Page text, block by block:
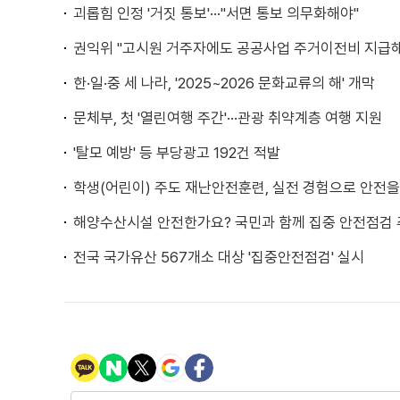
괴롭힘 인정 '거짓 통보'···"서면 통보 의무화해야"
권익위 "고시원 거주자에도 공공사업 주거이전비 지급
한·일·중 세 나라, '2025~2026 문화교류의 해' 개막
문체부, 첫 '열린여행 주간'···관광 취약계층 여행 지원
'탈모 예방' 등 부당광고 192건 적발
학생(어린이) 주도 재난안전훈련, 실전 경험으로 안전
해양수산시설 안전한가요? 국민과 함께 집중 안전점검
전국 국가유산 567개소 대상 '집중안전점검' 실시